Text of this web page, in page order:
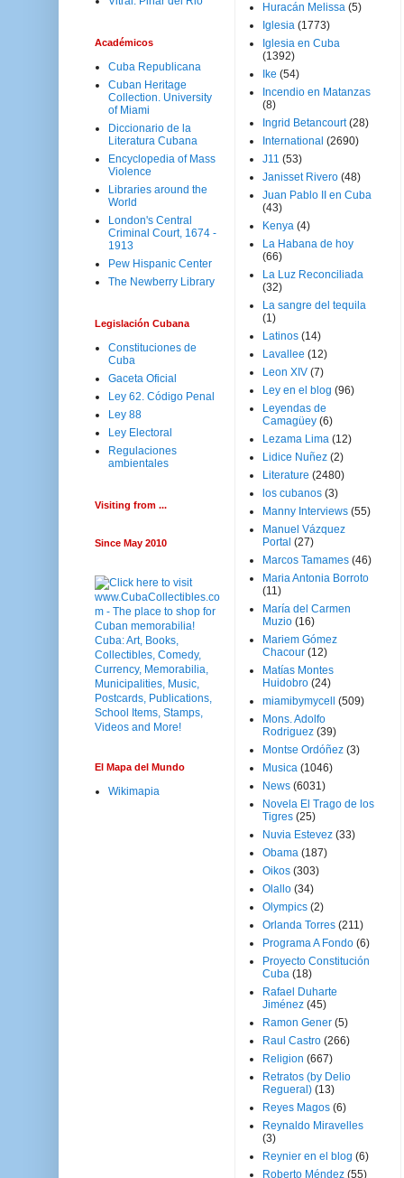
Académicos
Cuba Republicana
Cuban Heritage
Collection. University
of Miami
Diccionario de la
Literatura Cubana
Encyclopedia of Mass
Violence
Libraries around the
World
London's Central
Criminal Court, 1674 -
1913
Pew Hispanic Center
The Newberry Library
Legislación Cubana
Constituciones de
Cuba
Gaceta Oficial
Ley 62. Código Penal
Ley 88
Ley Electoral
Regulaciones
ambientales
Visiting from ...
Since May 2010
El Mapa del Mundo
Wikimapia
Huracán Melissa (5)
Iglesia (1773)
Iglesia en Cuba
(1392)
Ike (54)
Incendio en Matanzas
(8)
Ingrid Betancourt (28)
International (2690)
J11 (53)
Janisset Rivero (48)
Juan Pablo II en Cuba
(43)
Kenya (4)
La Habana de hoy
(66)
La Luz Reconciliada
(32)
La sangre del tequila
(1)
Latinos (14)
Lavallee (12)
Leon XIV (7)
Ley en el blog (96)
Leyendas de
Camagüey (6)
Lezama Lima (12)
Lidice Nuñez (2)
Literature (2480)
los cubanos (3)
Manny Interviews (55)
Manuel Vázquez
Portal (27)
Marcos Tamames (46)
Maria Antonia Borroto
(11)
María del Carmen
Muzio (16)
Mariem Gómez
Chacour (12)
Matías Montes
Huidobro (24)
miamibymycell
(509)
Mons. Adolfo
Rodriguez (39)
Montse Ordóñez (3)
Musica (1046)
News (6031)
Novela El Trago de los
Tigres (25)
Nuvia Estevez (33)
Obama (187)
Oikos (303)
Olallo (34)
Olympics (2)
Orlanda Torres (211)
Programa A Fondo (6)
Proyecto Constitución
Cuba (18)
Rafael Duharte
Jiménez (45)
Ramon Gener (5)
Raul Castro (266)
Religion (667)
Retratos (by Delio
Regueral) (13)
Reyes Magos (6)
Reynaldo Miravelles
(3)
Reynier en el blog (6)
Roberto Méndez (55)